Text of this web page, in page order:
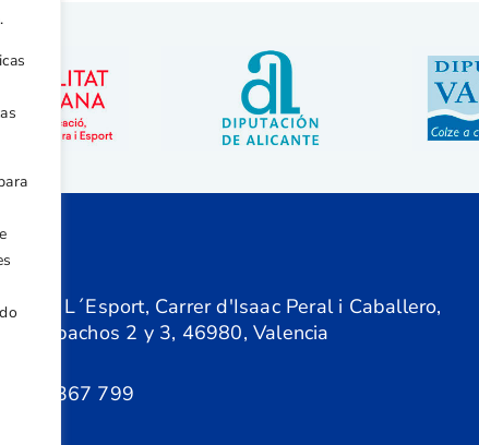
de L´Esport, Carrer d'Isaac Peral i Caballero,
5, Despachos 2 y 3, 46980, Valencia
961 367 799